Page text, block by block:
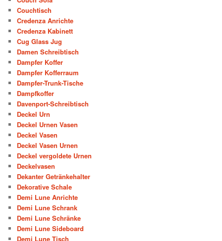
Couchtisch
Credenza Anrichte
Credenza Kabinett
Cug Glass Jug
Damen Schreibtisch
Dampfer Koffer
Dampfer Kofferraum
Dampfer-Trunk-Tische
Dampfkoffer
Davenport-Schreibtisch
Deckel Urn
Deckel Urnen Vasen
Deckel Vasen
Deckel Vasen Urnen
Deckel vergoldete Urnen
Deckelvasen
Dekanter Getränkehalter
Dekorative Schale
Demi Lune Anrichte
Demi Lune Schrank
Demi Lune Schränke
Demi Lune Sideboard
Demi Lune Tisch